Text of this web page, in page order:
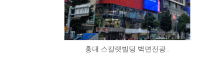
홍대 스칼렛빌딩 벽면전광..